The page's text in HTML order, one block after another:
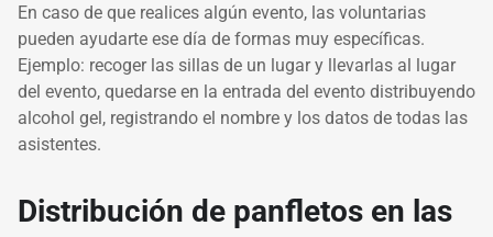
En caso de que realices algún evento, las voluntarias
pueden ayudarte ese día de formas muy específicas.
Ejemplo: recoger las sillas de un lugar y llevarlas al lugar
del evento, quedarse en la entrada del evento distribuyendo
alcohol gel, registrando el nombre y los datos de todas las
asistentes.
Distribución de panfletos en las